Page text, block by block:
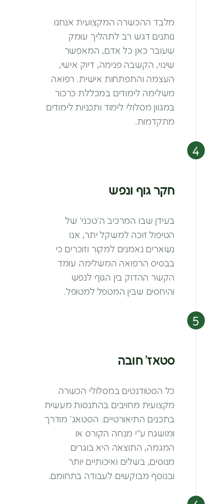
מלבד ההכשרה המקצועית אנחנו
נותנים דגש רב לתהליך עומק
שעובר כאן כל אדם, המאפשר
שינוי, הקשבה פנימה, דיוק אישי,
העצמה והתפתחות אישית. רפואה
משלימה לימודים במכללת כרכור
במגוון מסלולי לימוד ותכניות לימודים
מתקדמות.
חקר גוף ונפש
בעידן שבו המרכיב ה’טכני’ של
הטיפולזוכה למשקל יתר, אנו
נשארים נאמנים למקור וזוכרים כי
בבסיס הרפואה המשלימה עומד
הקשר ההדוק בין הגוף לנפש
והיחסים שבין המטפל למטופל.
סטאז’ חובה
כל הסטודנטים במסלולי הכשרה
מקצועית מחויבים בהתנסות מעשית
בתכנים התיאורטיים. הסטאג’ מודרך
ומושגח ע”י מנחה הקורס או
המגמה, התוצאה היא בוגרים
מנוסים, בשלים ואיכותיים יותר
ובנוסף מבוקשים לעבודה בתחומם.